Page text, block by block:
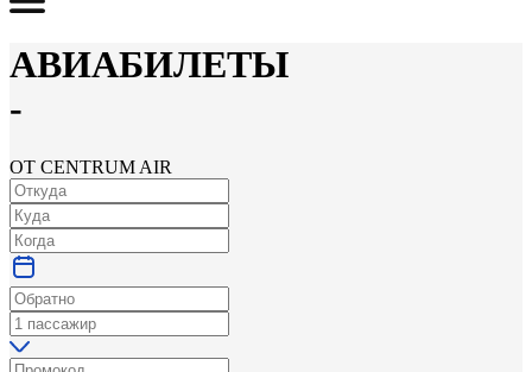
АВИАБИЛЕТЫ
-
ОТ CENTRUM AIR